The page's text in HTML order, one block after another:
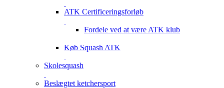
ATK Certificeringsforløb
Fordele ved at være ATK klub
Køb Squash ATK
Skolesquash
Beslægtet ketchersport